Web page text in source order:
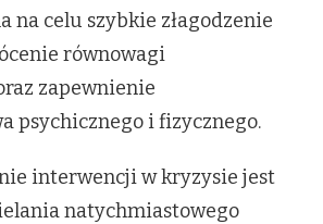
na celu szybkie złagodzenie
równowagi
zapewnienie
psychicznego i fizycznego.
interwencji w kryzysie jest
natychmiastowego